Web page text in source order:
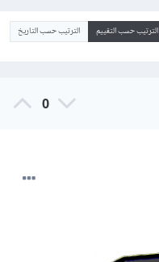
الترتيب حسب التقييم الترتيب حسب التاريخ
0